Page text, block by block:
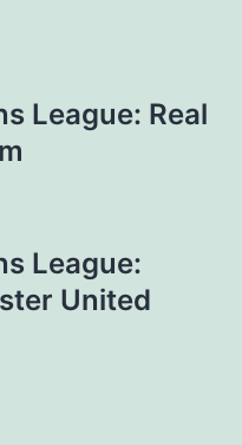
League: Real
League:
United